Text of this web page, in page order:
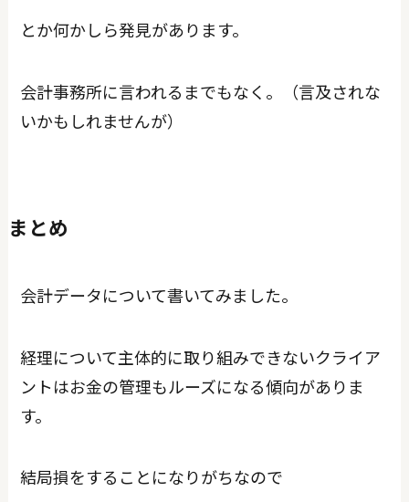
とか何かしら発見があります。
会計事務所に言われるまでもなく。（言及されな
いかもしれませんが）
まとめ
会計データについて書いてみました。
経理について主体的に取り組みできないクライア
ントはお金の管理もルーズになる傾向がありま
す。
結局損をすることになりがちなので